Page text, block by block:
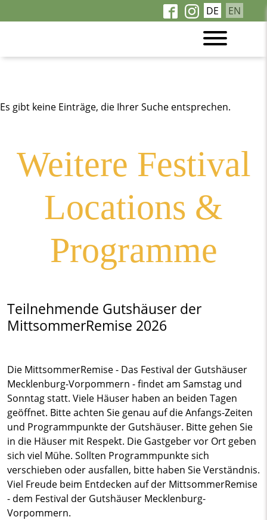
DE EN
Es gibt keine Einträge, die Ihrer Suche entsprechen.
Weitere Festival
Locations &
Programme
Teilnehmende Gutshäuser der
MittsommerRemise 2026
Die MittsommerRemise - Das Festival der Gutshäuser
Mecklenburg-Vorpommern - findet am Samstag und
Sonntag statt. Viele Häuser haben an beiden Tagen
geöffnet. Bitte achten Sie genau auf die Anfangs-Zeiten
und Programmpunkte der Gutshäuser. Bitte gehen Sie
in die Häuser mit Respekt. Die Gastgeber vor Ort geben
sich viel Mühe. Sollten Programmpunkte sich
verschieben oder ausfallen, bitte haben Sie Verständnis.
Viel Freude beim Entdecken auf der MittsommerRemise
- dem Festival der Gutshäuser Mecklenburg-
Vorpommern.